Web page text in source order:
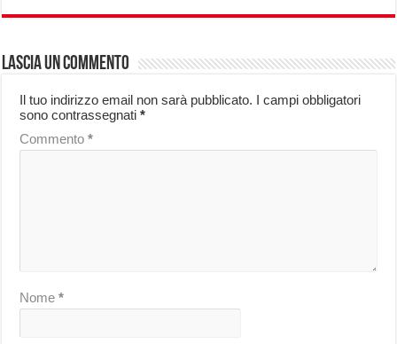
Lascia un commento
Il tuo indirizzo email non sarà pubblicato. I campi obbligatori
sono contrassegnati*
Commento*
Nome*